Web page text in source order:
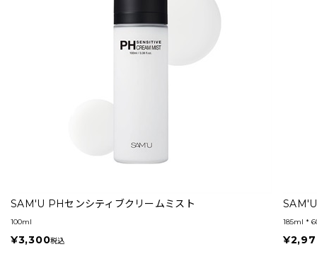
SAM'U PHセンシティブクリームミスト
100ml
¥3,300税込
185ml *